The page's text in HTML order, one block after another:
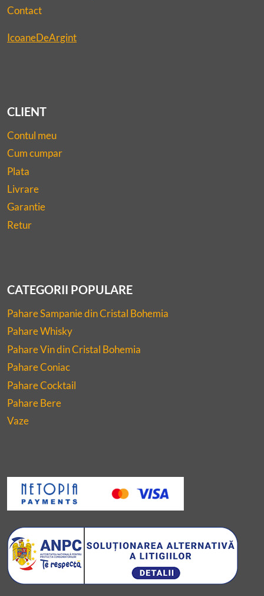
Contact
IcoaneDeArgint
CLIENT
Contul meu
Cum cumpar
Plata
Livrare
Garantie
Retur
CATEGORII POPULARE
Pahare Sampanie din Cristal Bohemia
Pahare Whisky
Pahare Vin din Cristal Bohemia
Pahare Coniac
Pahare Cocktail
Pahare Bere
Vaze